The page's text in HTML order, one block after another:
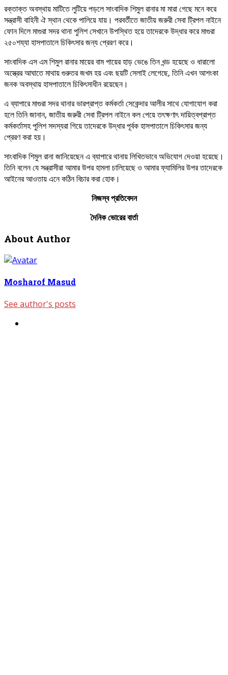
রক্তাক্ত অবস্থায় মাটিতে লুটিয়ে পড়লে সাংবাদিক শিমুল রানার মা মারা গেছে মনে করে
সন্ত্রাসী বাহিনী ঐ স্থান থেকে পালিয়ে যায়। পরবর্তীতে জাতীয় জরুরী সেবা ট্রিপল নাইনে
ফোন দিলে মাগুরা সদর থানা পুলিশ সেখানে উপস্থিত হয়ে তাদেরকে উদ্ধার করে মাগুরা
২৫০শয্যা হাসপাতালে চিকিৎসার জন্য প্রেরণ করে।
সাংবাদিক এস এম শিমুল রানার মায়ের বাম পায়ের হাড় ভেঙে তিন খন্ড হয়েছে ও ধারালো
অস্ত্রের আঘাতে মাথায় গুরুতর জখম হয় এবং ছয়টি সেলাই লেগেছে, তিনি এখন আশংকা
জনক অবস্থায় হাসপাতালে চিকিৎসাধীন রয়েছেন।
এ ব্যাপারে মাগুরা সদর থানার ভারপ্রাপ্ত কর্মকর্তা সেকেন্দার আলীর সাথে যোগাযোগ করা
হলে তিনি জানান, জাতীয় জরুরী সেবা ট্রিপল নাইনে কল পেয়ে তৎক্ষণাৎ দায়িত্বপ্রাপ্ত
কর্মকর্তাসহ পুলিশ সদস্যরা গিয়ে তাদেরকে উদ্ধার পূর্বক হাসপাতালে চিকিৎসার জন্য
প্রেরণ করা হয়।
সাংবাদিক শিমুল রানা জানিয়েছেন এ ব্যাপারে থানায় লিখিতভাবে অভিযোগ দেওয়া হয়েছে।
তিনি বলেন যে সন্ত্রাসীরা আমার উপর হামলা চালিয়েছে ও আমার ফ্যামিলির উপর তাদেরকে
আইনের আওতায় এনে কঠিন বিচার করা হোক।
নিজস্ব প্রতিবেদন
দৈনিক ভোরের বার্তা
About Author
Mosharof Masud
See author's posts